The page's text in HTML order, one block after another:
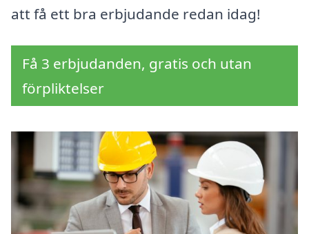
att få ett bra erbjudande redan idag!
Få 3 erbjudanden, gratis och utan
förpliktelser